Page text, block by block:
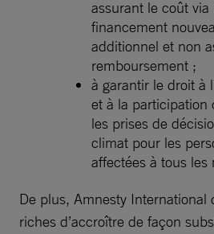
assurant le coût via
financement
additionnel et non
remboursement ;
à garantir le droit à
et à la participation
les prises de
climat pour les
affectées à tous les
De plus, Amnesty International
riches d’accroître de façon